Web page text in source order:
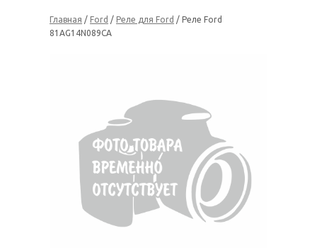
Главная / Ford / Реле для Ford / Реле Ford
81AG14N089CA